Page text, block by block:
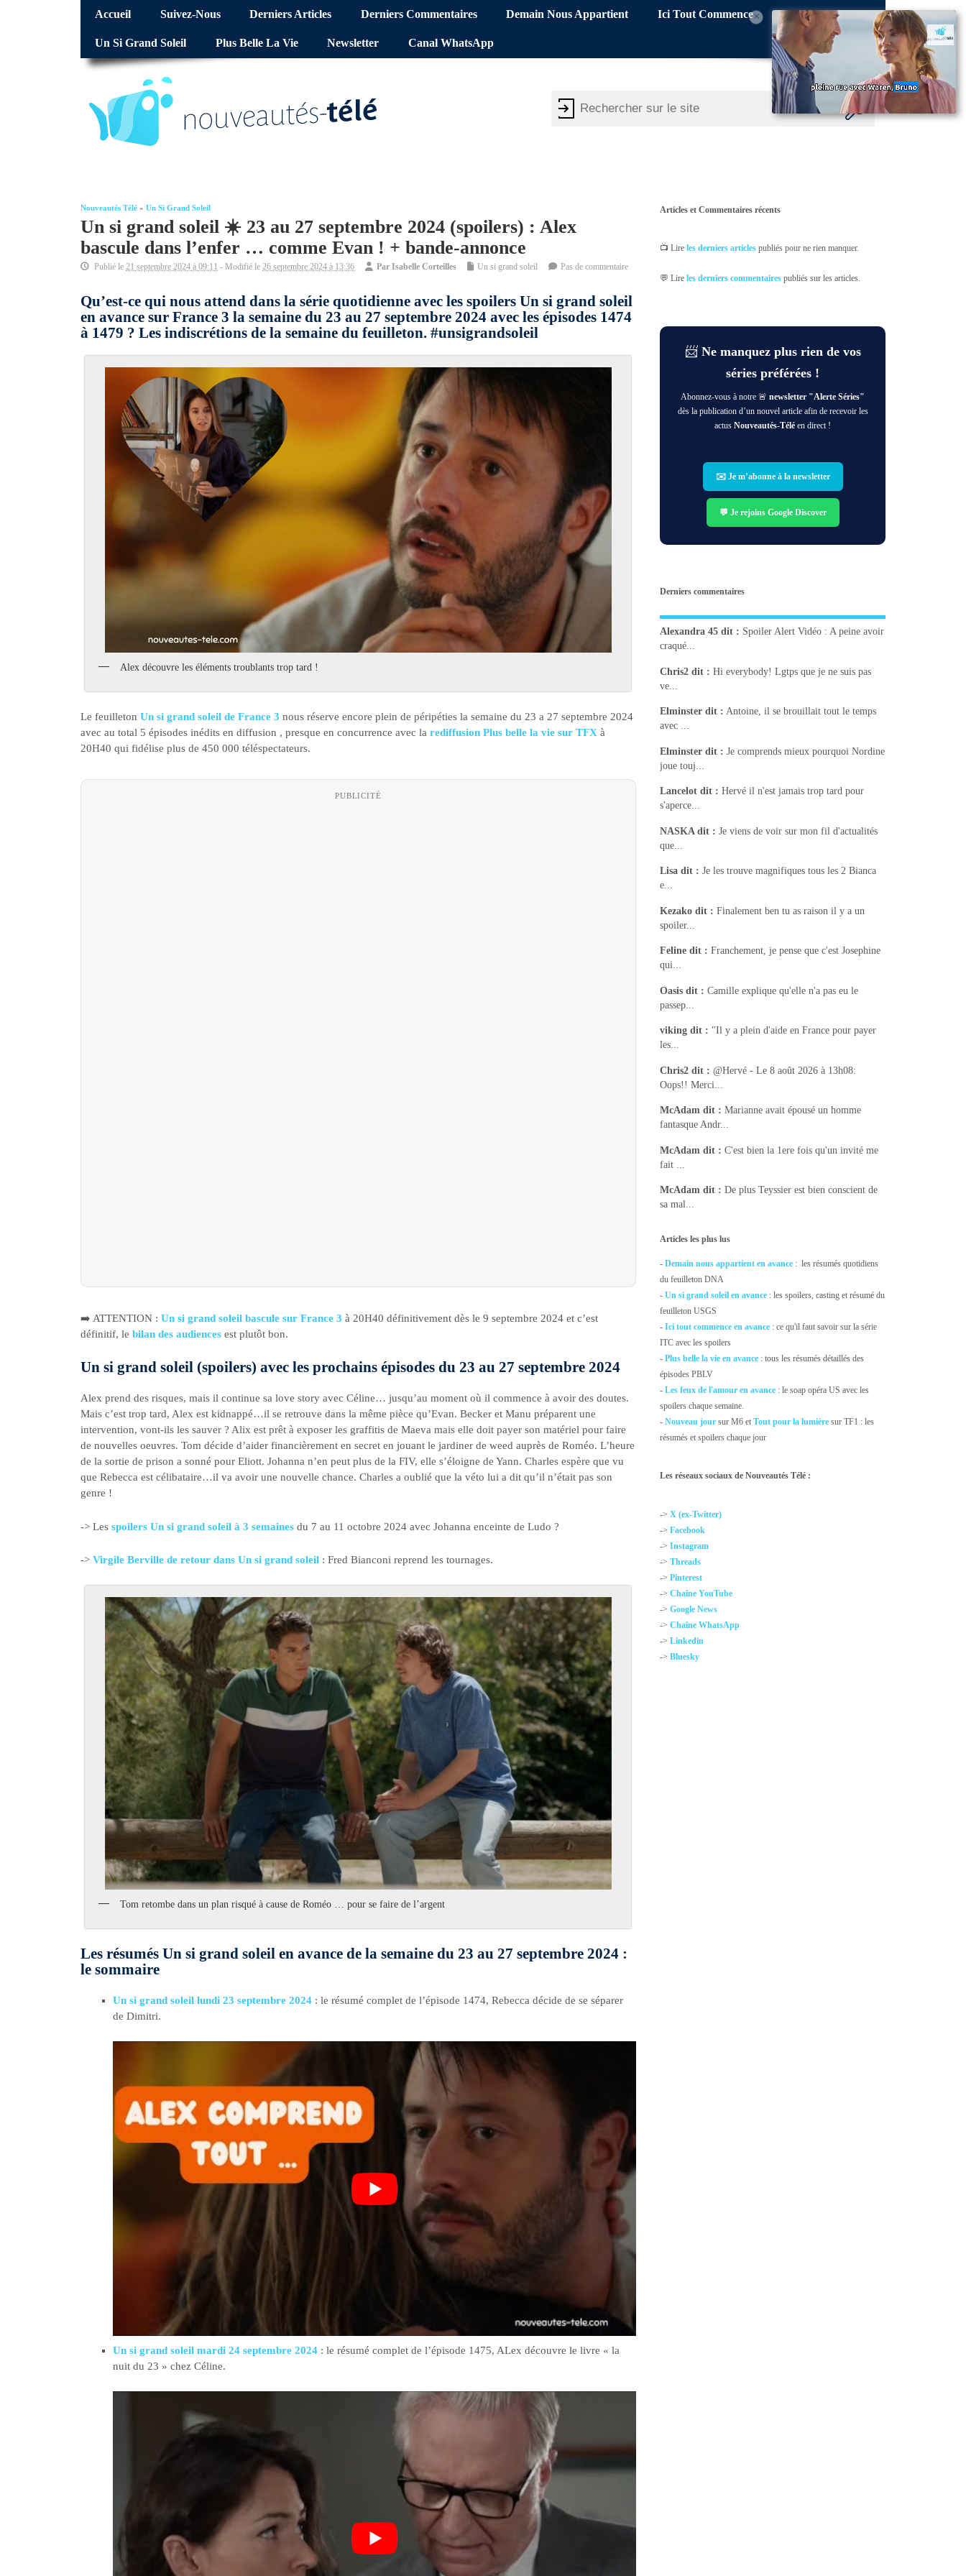
Accueil Suivez-Nous Derniers Articles Derniers Commentaires Demain Nous Appartient Ici Tout Commence
Un Si Grand Soleil Plus Belle La Vie Newsletter Canal WhatsApp
Nouveautés Télé » Un Si Grand Soleil
Un si grand soleil ☀️ 23 au 27 septembre 2024 (spoilers) : Alex
bascule dans l’enfer … comme Evan ! + bande-annonce
Publié le 21 septembre 2024 à 09:11 - Modifié le 26 septembre 2024 à 13:36 Par Isabelle Corteilles Un si grand soleil Pas de commentaire
Qu’est-ce qui nous attend dans la série quotidienne avec les spoilers Un si grand soleil
en avance sur France 3 la semaine du 23 au 27 septembre 2024 avec les épisodes 1474
à 1479 ? Les indiscrétions de la semaine du feuilleton. #unsigrandsoleil
Alex découvre les éléments troublants trop tard !
Le feuilleton Un si grand soleil de France 3 nous réserve encore plein de péripéties la semaine du 23 a 27 septembre 2024
avec au total 5 épisodes inédits en diffusion , presque en concurrence avec la rediffusion Plus belle la vie sur TFX à
20H40 qui fidélise plus de 450 000 téléspectateurs.
PUBLICITÉ
➡️ ATTENTION : Un si grand soleil bascule sur France 3 à 20H40 définitivement dès le 9 septembre 2024 et c’est
définitif, le bilan des audiences est plutôt bon.
Un si grand soleil (spoilers) avec les prochains épisodes du 23 au 27 septembre 2024
Alex prend des risques, mais il continue sa love story avec Céline… jusqu’au moment où il commence à avoir des doutes.
Mais c’est trop tard, Alex est kidnappé…il se retrouve dans la même pièce qu’Evan. Becker et Manu préparent une
intervention, vont-ils les sauver ? Alix est prêt à exposer les graffitis de Maeva mais elle doit payer son matériel pour faire
de nouvelles oeuvres. Tom décide d’aider financièrement en secret en jouant le jardiner de weed auprès de Roméo. L’heure
de la sortie de prison a sonné pour Eliott. Johanna n’en peut plus de la FIV, elle s’éloigne de Yann. Charles espère que vu
que Rebecca est célibataire…il va avoir une nouvelle chance. Charles a oublié que la véto lui a dit qu’il n’était pas son
genre !
-> Les spoilers Un si grand soleil à 3 semaines du 7 au 11 octobre 2024 avec Johanna enceinte de Ludo ?
-> Virgile Berville de retour dans Un si grand soleil : Fred Bianconi reprend les tournages.
Tom retombe dans un plan risqué à cause de Roméo … pour se faire de l’argent
Les résumés Un si grand soleil en avance de la semaine du 23 au 27 septembre 2024 :
le sommaire
Un si grand soleil lundi 23 septembre 2024 : le résumé complet de l’épisode 1474, Rebecca décide de se séparer
de Dimitri.
Un si grand soleil mardi 24 septembre 2024 : le résumé complet de l’épisode 1475, ALex découvre le livre « la
nuit du 23 » chez Céline.
×
Articles et Commentaires récents
📺 Lireles derniers articles publiés pour ne rien manquer.
💬 Lireles derniers commentaires publiés sur les articles.
📨 Ne manquez plus rien de vos
séries préférées !
Abonnez-vous à notre 🚨newsletter "Alerte Séries"
dès la publication d’un nouvel article afin de recevoir les
actusNouveautés-Télé en direct !
✉️ Je m’abonne à la newsletter
💬 Je rejoins Google Discover
Derniers commentaires
Alexandra 45 dit : Spoiler Alert Vidéo : A peine avoir
craqué...
Chris2 dit : Hi everybody! Lgtps que je ne suis pas
ve...
Elminster dit : Antoine, il se brouillait tout le temps
avec ...
Elminster dit : Je comprends mieux pourquoi Nordine
joue touj...
Lancelot dit : Hervé il n'est jamais trop tard pour
s'aperce...
NASKA dit : Je viens de voir sur mon fil d'actualités
que...
Lisa dit : Je les trouve magnifiques tous les 2 Bianca
e...
Kezako dit : Finalement ben tu as raison il y a un
spoiler...
Feline dit : Franchement, je pense que c'est Josephine
qui...
Oasis dit : Camille explique qu'elle n'a pas eu le
passep...
viking dit : "Il y a plein d'aide en France pour payer
les...
Chris2 dit : @Hervé - Le 8 août 2026 à 13h08:
Oops!! Merci...
McAdam dit : Marianne avait épousé un homme
fantasque Andr...
McAdam dit : C'est bien la 1ere fois qu'un invité me
fait ...
McAdam dit : De plus Teyssier est bien conscient de
sa mal...
Articles les plus lus
-Demain nous appartient en avance : les résumés quotidiens
du feuilleton DNA
-Un si grand soleil en avance : les spoilers, casting et résumé du
feuilleton USGS
-Ici tout commence en avance : ce qu'il faut savoir sur la série
ITC avec les spoilers
- Plus belle la vie en avance : tous les résumés détaillés des
épisodes PBLV
-Les feux de l'amour en avance : le soap opéra US avec les
spoilers chaque semaine.
-Nouveau jour sur M6 etTout pour la lumière sur TF1 : les
résumés et spoilers chaque jour
Les réseaux sociaux de Nouveautés Télé :
->X (ex-Twitter)
->Facebook
->Instagram
->Threads
->Pinterest
->Chaîne YouTube
->Google News
->Chaîne WhatsApp
->Linkedin
->Bluesky